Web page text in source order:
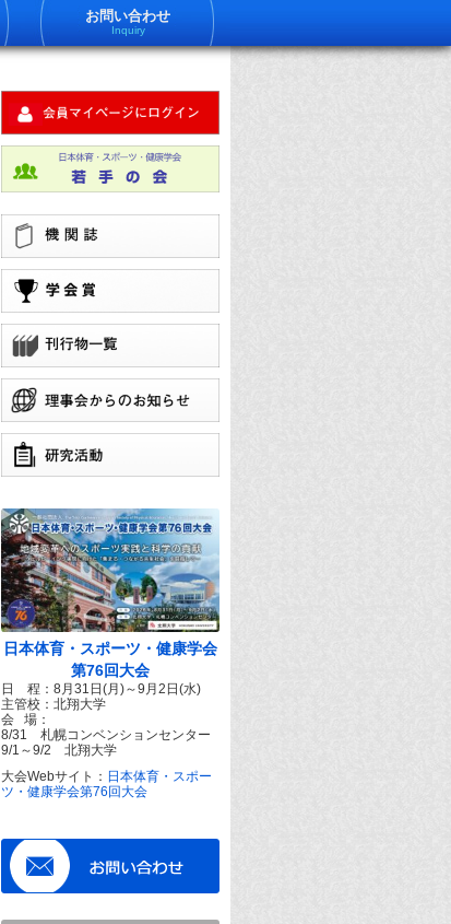
育
お問い合わせ
Inquiry
日本体育・スポーツ・健康学会
第76回大会
日 程：8月31日(月)～9月2日(水)
主管校：北翔大学
会 場：
8/31 札幌コンベンションセンター
9/1～9/2 北翔大学
大会Webサイト： 日本体育・スポー
ツ・健康学会第76回大会